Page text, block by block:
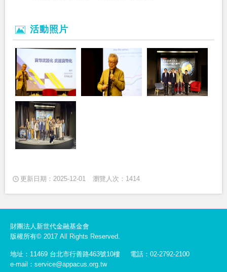
活動照片
更新日期：2025-12-01 瀏覽人次：1414
財團法人新世代金融基金會
版權所有© 2017 All Rights Reserved.
地址：11469 台北市行善路463號10樓
電話：02-2792-2100
e-mail：service@appacus.org.tw